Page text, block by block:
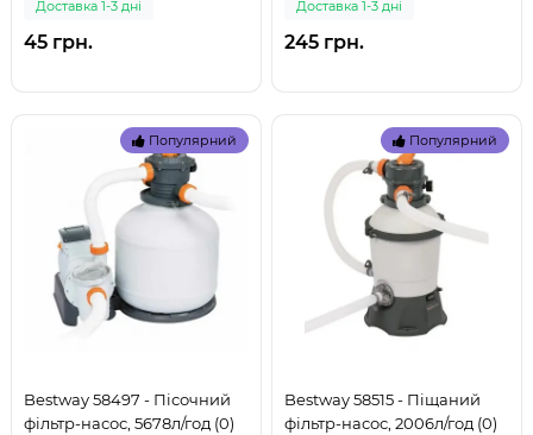
Доставка 1-3 дні
45 грн.
басейнів. D-38-32мм (10722,
56236) (999)
Доставка 1-3 дні
245 грн.
Популярний
Bestway 58497 - Пісочний
фільтр-насос, 5678л/год (0)
Популярний
Bestway 58515 - Піщаний
фільтр-насос, 2006л/год (0)